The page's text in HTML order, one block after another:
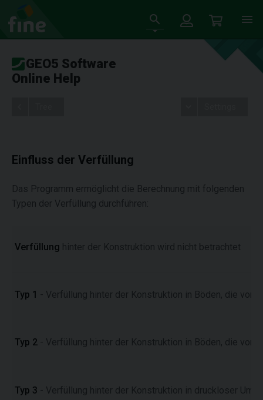
GEO5 Software
Online Help
Einfluss der Verfüllung
Das Programm ermöglicht die Berechnung mit folgenden
Typen der Verfüllung durchführen:
Verfüllung hinter der Konstruktion wird nicht betrachtet
Typ 1 - Verfüllung hinter der Konstruktion in Böden, die von
Typ 2 - Verfüllung hinter der Konstruktion in Böden, die
Typ 3 - Verfüllung hinter der Konstruktion in druckloser